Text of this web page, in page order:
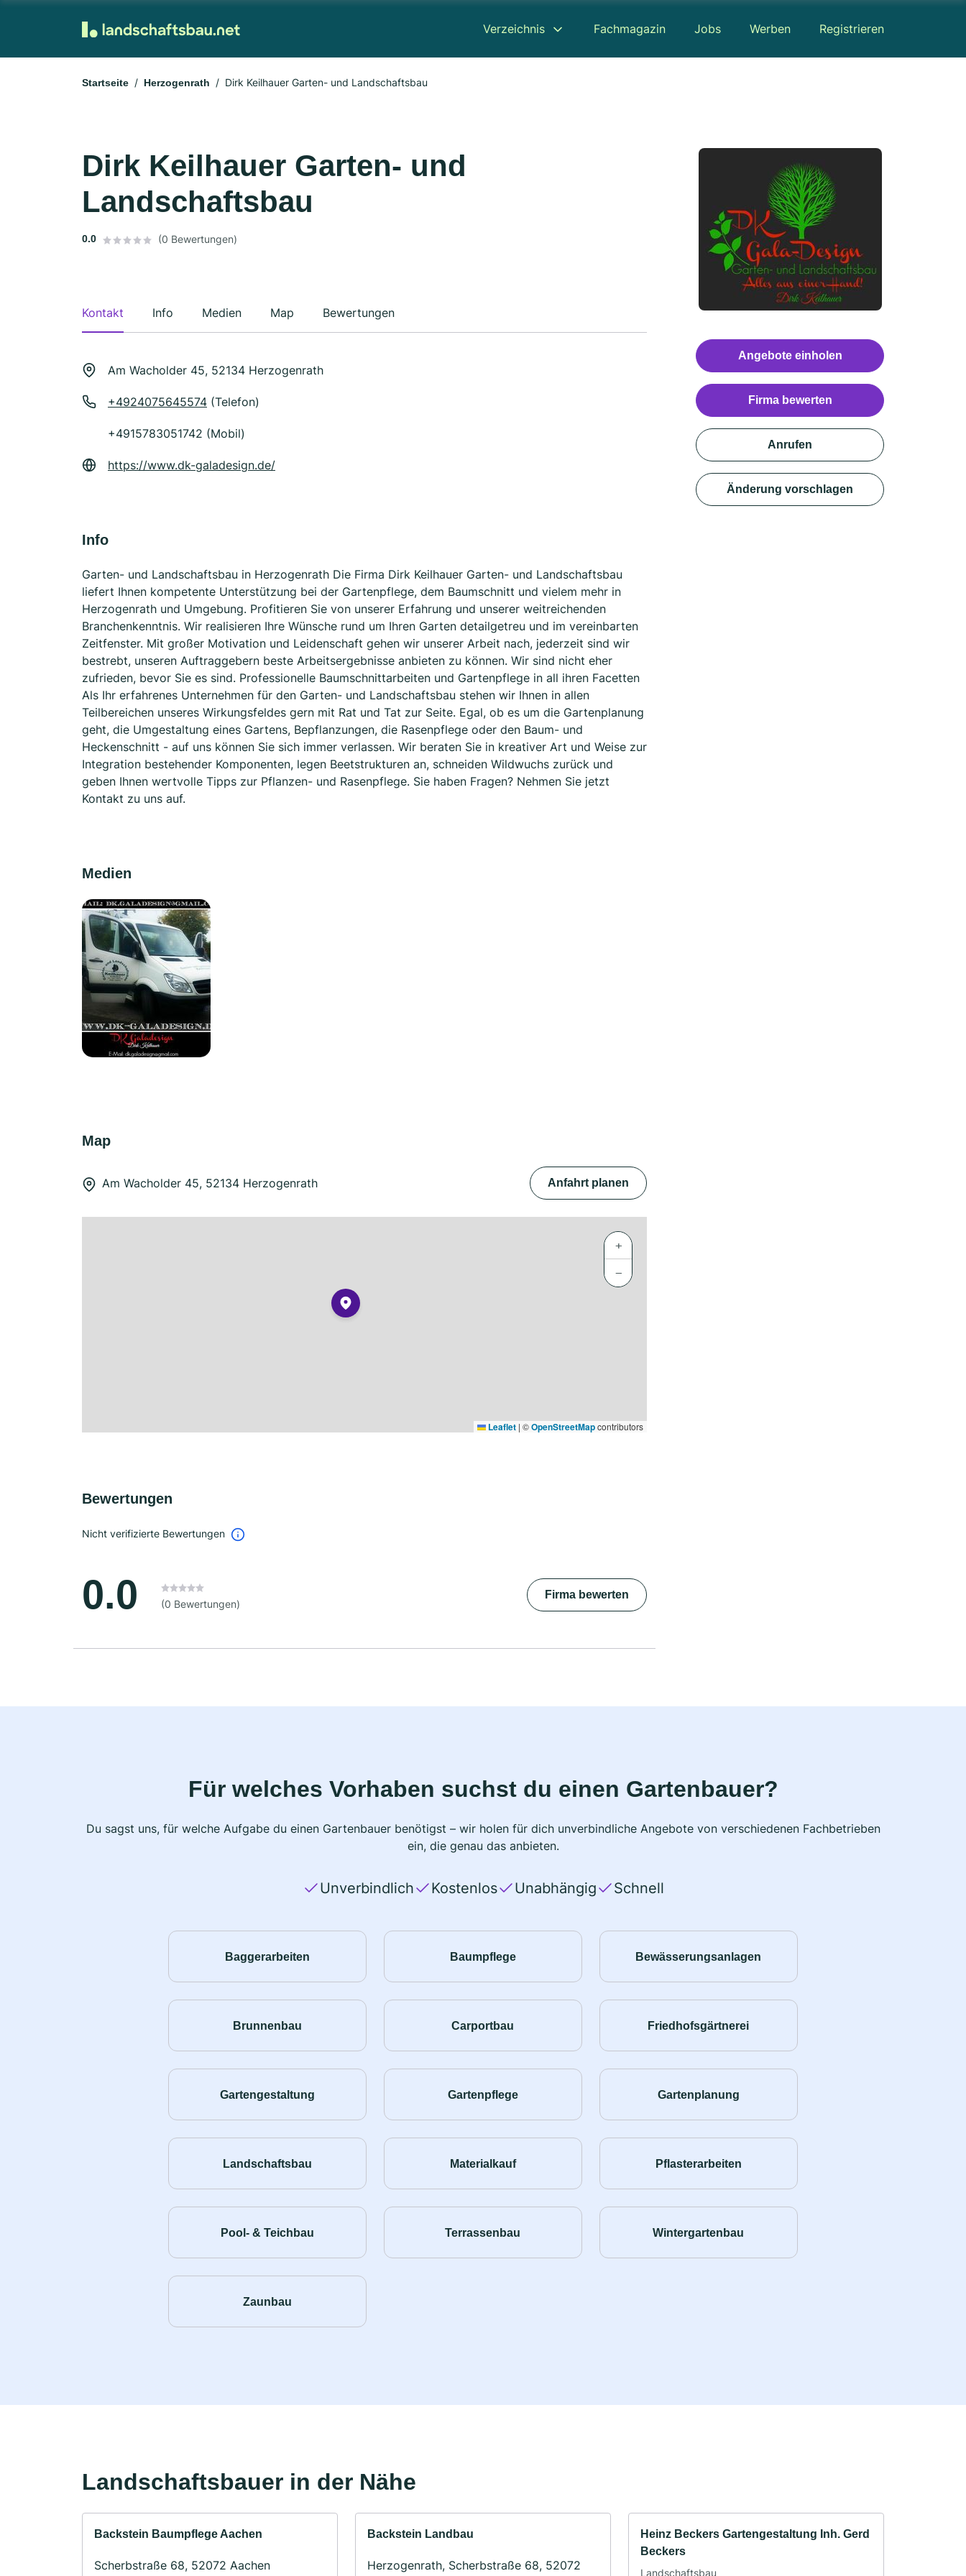
Verzeichnis Fachmagazin Jobs Werben Registrieren
Startseite Herzogenrath Dirk Keilhauer Garten- und Landschaftsbau
Dirk Keilhauer Garten- und
Landschaftsbau
0.0 (0 Bewertungen)
Kontakt Info Medien Map Bewertungen
Am Wacholder 45, 52134 Herzogenrath
+4924075645574 (Telefon)
+4915783051742 (Mobil)
https://www.dk-galadesign.de/
Info
Garten- und Landschaftsbau in Herzogenrath Die Firma Dirk Keilhauer Garten- und Landschaftsbau
liefert Ihnen kompetente Unterstützung bei der Gartenpflege, dem Baumschnitt und vielem mehr in
Herzogenrath und Umgebung. Profitieren Sie von unserer Erfahrung und unserer weitreichenden
Branchenkenntnis. Wir realisieren Ihre Wünsche rund um Ihren Garten detailgetreu und im vereinbarten
Zeitfenster. Mit großer Motivation und Leidenschaft gehen wir unserer Arbeit nach, jederzeit sind wir
bestrebt, unseren Auftraggebern beste Arbeitsergebnisse anbieten zu können. Wir sind nicht eher
zufrieden, bevor Sie es sind. Professionelle Baumschnittarbeiten und Gartenpflege in all ihren Facetten
Als Ihr erfahrenes Unternehmen für den Garten- und Landschaftsbau stehen wir Ihnen in allen
Teilbereichen unseres Wirkungsfeldes gern mit Rat und Tat zur Seite. Egal, ob es um die Gartenplanung
geht, die Umgestaltung eines Gartens, Bepflanzungen, die Rasenpflege oder den Baum- und
Heckenschnitt - auf uns können Sie sich immer verlassen. Wir beraten Sie in kreativer Art und Weise zur
Integration bestehender Komponenten, legen Beetstrukturen an, schneiden Wildwuchs zurück und
geben Ihnen wertvolle Tipps zur Pflanzen- und Rasenpflege. Sie haben Fragen? Nehmen Sie jetzt
Kontakt zu uns auf.
Medien
Map
Am Wacholder 45, 52134 Herzogenrath Anfahrt planen
+
−
Leaflet | ©OpenStreetMapcontributors
Bewertungen
Nicht verifizierte Bewertungen
0.0 (0 Bewertungen)
Firma bewerten
Angebote einholen
Firma bewerten
Anrufen
Änderung vorschlagen
Für welches Vorhaben suchst du einen Gartenbauer?
Du sagst uns, für welche Aufgabe du einen Gartenbauer benötigst – wir holen für dich unverbindliche Angebote von verschiedenen Fachbetrieben
ein, die genau das anbieten.
Unverbindlich Kostenlos Unabhängig Schnell
Baggerarbeiten Baumpflege Bewässerungsanlagen
Brunnenbau Carportbau Friedhofsgärtnerei
Gartengestaltung Gartenpflege Gartenplanung
Landschaftsbau Materialkauf Pflasterarbeiten
Pool- & Teichbau Terrassenbau Wintergartenbau
Zaunbau
Landschaftsbauer in der Nähe
Backstein Baumpflege Aachen
Scherbstraße 68, 52072 Aachen
Backstein Landbau
Herzogenrath, Scherbstraße 68, 52072
Heinz Beckers Gartengestaltung Inh. Gerd
Beckers
Landschaftsbau